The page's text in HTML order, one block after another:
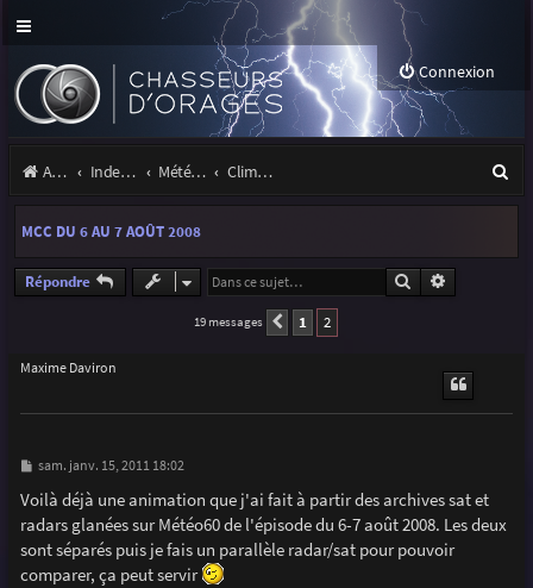
Connexion
Accueil Index du forum Météo et climatologie des orages Climatologie des orages
e
h
MCC DU 6 AU 7 AOÛT 2008
Répondre Rechercher
19 messages Précédente
1 2
Maxime Daviron
M
s
s
a
e
sam. janv. 15, 2011 18:02
Voilà déjà une animation que j'ai fait à partir des archives sat et
radars glanées sur Météo60 de l'épisode du 6-7 août 2008. Les deux
sont séparés puis je fais un parallèle radar/sat pour pouvoir
comparer, ça peut servir